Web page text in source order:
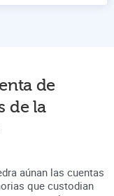
de
de la
aúnan las cuentas
que custodian